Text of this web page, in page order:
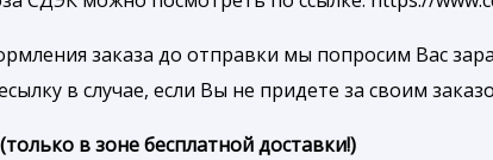
заказа до отправки мы попросим Вас
в случае, если Вы не придете за своим
в зоне бесплатной доставки!)